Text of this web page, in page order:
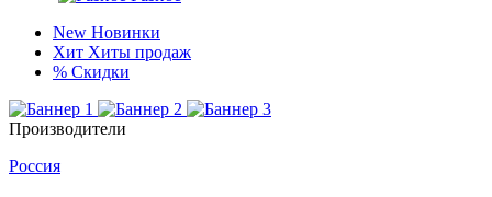
New Новинки
Хит Хиты продаж
% Скидки
Производители
Россия